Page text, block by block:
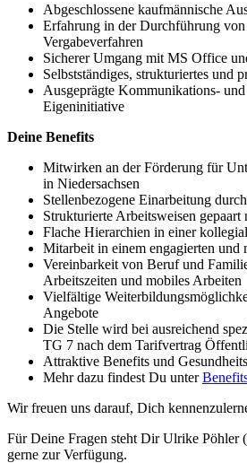
Abgeschlossene kaufmännische
Erfahrung in der Durchführung
Vergabeverfahren
Sicherer Umgang mit MS Office
Selbstständiges, strukturiertes und
Ausgeprägte Kommunikations-
Eigeninitiative
Deine Benefits
Mitwirken an der Förderung für
in Niedersachsen
Stellenbezogene Einarbeitung
Strukturierte Arbeitsweisen
Flache Hierarchien in einer
Mitarbeit in einem engagierten und
Vereinbarkeit von Beruf und
Arbeitszeiten und mobiles Arbeiten
Vielfältige
Angebote
Die Stelle wird bei ausreichend
TG 7 nach dem Tarifvertrag
Attraktive Benefits und
Mehr dazu findest Du unter
Wir freuen uns darauf, Dich
Für Deine Fragen steht Dir Ulrike Pöhler
gerne zur Verfügung.